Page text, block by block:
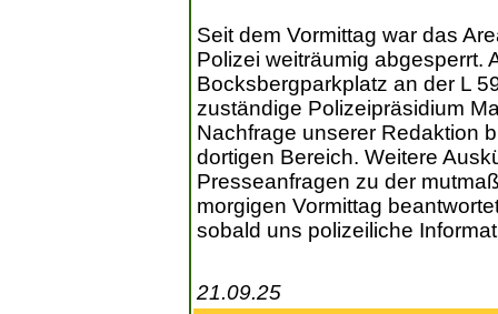
Seit dem Vormittag war das
Polizei weiträumig abgesperrt.
Bocksbergparkplatz an der L
zuständige Polizeipräsidium
Nachfrage unserer Redaktion
dortigen Bereich. Weitere
Presseanfragen zu der
morgigen Vormittag
sobald uns polizeiliche
21.09.25